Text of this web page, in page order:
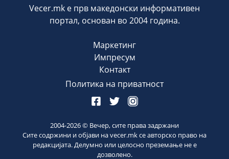
Vecer.mk е прв македонски информативен
портал, основан во 2004 година.
Маркетинг
Импресум
Контакт
Политика на приватност
2004-2026© Вечер, сите права задржани
Сите содржини и објави на vecer.mk се авторско право на
редакцијата. Делумно или целосно преземање не е
дозволено.